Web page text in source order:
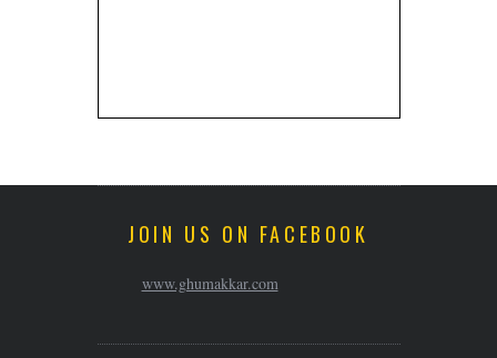
JOIN US ON FACEBOOK
www.ghumakkar.com